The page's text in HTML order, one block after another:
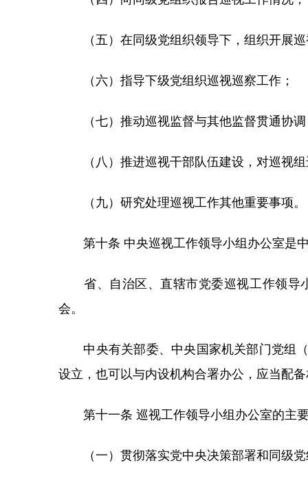
（五）在同级党组织领导下，组织开展巡
（六）指导下级党组织巡视巡察工作；
（七）推动巡视监督与其他监督贯通协调
（八）推进巡视干部队伍建设，对巡视组
（九）研究处理巡视工作其他重要事项。
第十条 中央巡视工作领导小组办公室是中
省、自治区、直辖市党委巡视工作领导
会。
中央有关部委、中央国家机关部门党组（
设立，也可以与内设机构合署办公，应当配
第十一条 巡视工作领导小组办公室的主
（一）贯彻落实党中央决策部署和同级党